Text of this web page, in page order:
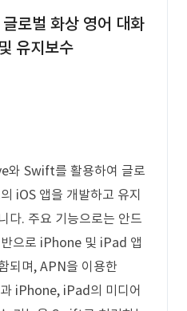
로벌 화상 영어 대화
유지보수
와 Swift를 활용하여 글로
iOS 앱을 개발하고 유지
다. 주요 기능으로는 안드
으로 iPhone 및 iPad 앱
되며, APN을 이용한
iPhone, iPad의 미디어